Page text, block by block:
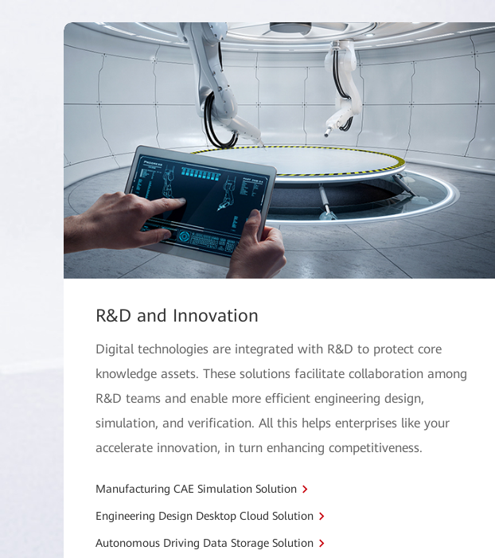
R&D and Innovation
Digital technologies are integrated with R&D to protect core
knowledge assets. These solutions facilitate collaboration among
R&D teams and enable more efficient engineering design,
simulation, and verification. All this helps enterprises like your
accelerate innovation, in turn enhancing competitiveness.
Manufacturing CAE Simulation Solution
Engineering Design Desktop Cloud Solution
Autonomous Driving Data Storage Solution